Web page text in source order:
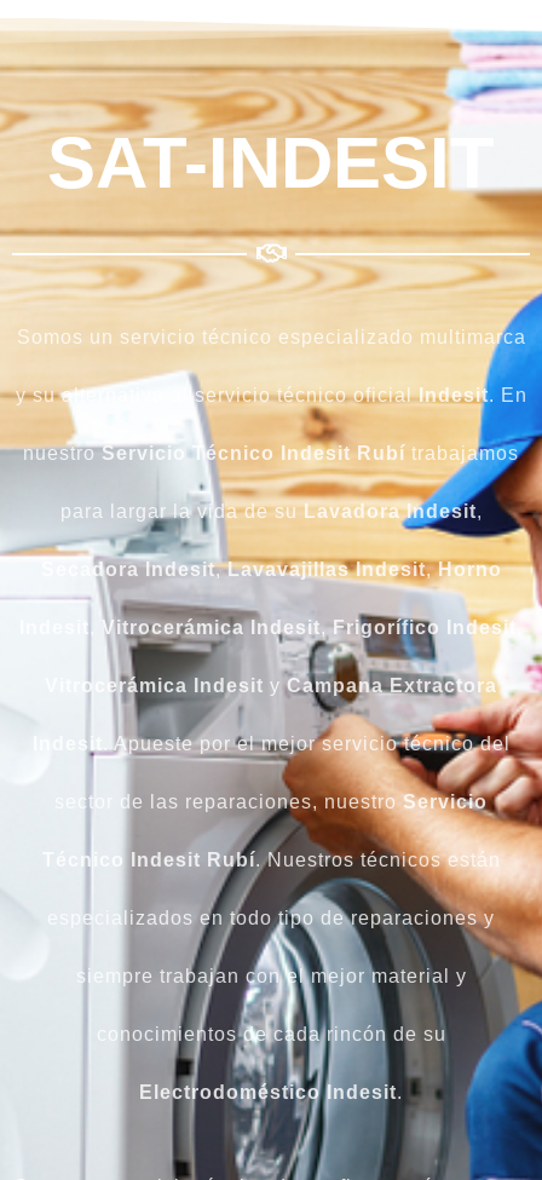
SAT-INDESIT
Somos un servicio técnico especializado multimarca
y su alternativa al servicio técnico oficialIndesit. En
nuestroServicio Técnico Indesit Rubí trabajamos
para largar la vida de suLavadora Indesit,
Secadora Indesit,Lavavajillas Indesit,Horno
Indesit Vitrocerámica Indesit,Frigorífico Indesit
Vitrocerámica Indesit yCampana Extractora
Indesit . Apueste por el mejor servicio técnico del
sector de las reparaciones, nuestro Servicio
Técnico Indesit Rubí. Nuestros técnicos están
especializados en todo tipo de reparaciones y
siempre trabajan con el mejor material y
conocimientos de cada rincón de su
Electrodoméstico Indesit.